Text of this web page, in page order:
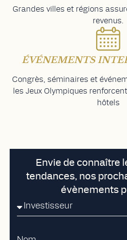
Grandes villes et régions
revenus.
ÉVÉNEMENTS
Congrès, séminaires et
les Jeux Olympiques
hôtels
Envie de connaître
tendances, nos
évènements